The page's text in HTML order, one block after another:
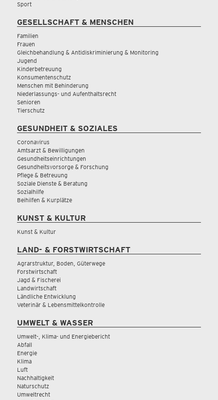
Sport
GESELLSCHAFT & MENSCHEN
Familien
Frauen
Gleichbehandlung & Antidiskriminierung & Monitoring
Jugend
Kinderbetreuung
Konsumentenschutz
Menschen mit Behinderung
Niederlassungs- und Aufenthaltsrecht
Senioren
Tierschutz
GESUNDHEIT & SOZIALES
Coronavirus
Amtsarzt & Bewilligungen
Gesundheitseinrichtungen
Gesundheitsvorsorge & Forschung
Pflege & Betreuung
Soziale Dienste & Beratung
Sozialhilfe
Beihilfen & Kurplätze
KUNST & KULTUR
Kunst & Kultur
LAND- & FORSTWIRTSCHAFT
Agrarstruktur, Boden, Güterwege
Forstwirtschaft
Jagd & Fischerei
Landwirtschaft
Ländliche Entwicklung
Veterinär & Lebensmittelkontrolle
UMWELT & WASSER
Umwelt-, Klima- und Energiebericht
Abfall
Energie
Klima
Luft
Nachhaltigkeit
Naturschutz
Umweltrecht